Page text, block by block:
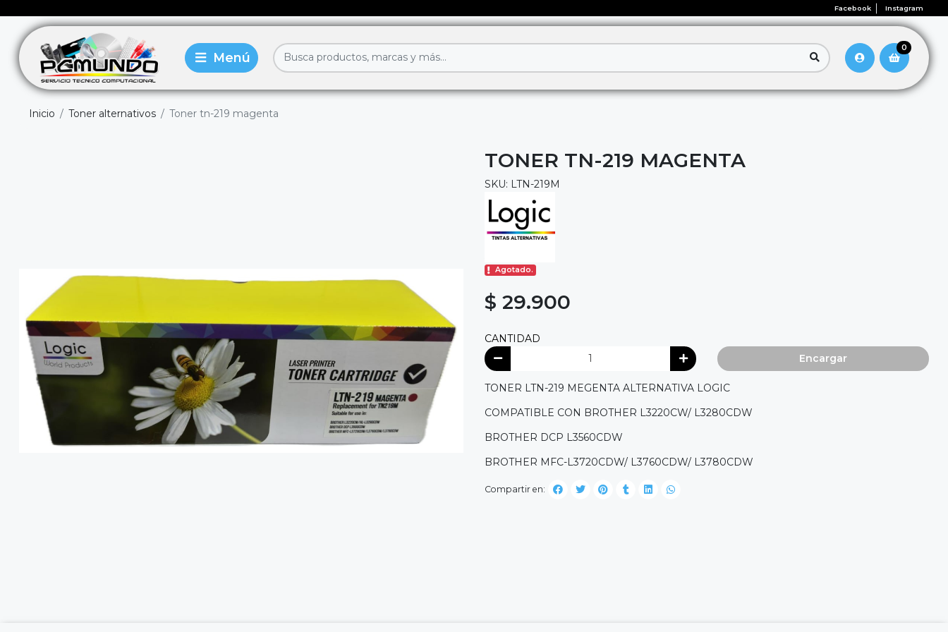
Facebook Instagram
0
Inicio Toner alternativos Toner tn-219 magenta
TONER TN-219 MAGENTA
SKU: LTN-219M
Agotado.
$ 29.900
CANTIDAD
Encargar
TONER LTN-219 MEGENTA ALTERNATIVA LOGIC
COMPATIBLE CON BROTHER L3220CW/ L3280CDW
BROTHER DCP L3560CDW
BROTHER MFC-L3720CDW/ L3760CDW/ L3780CDW
Compartir en: